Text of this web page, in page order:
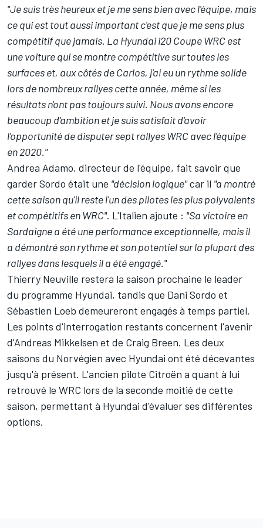
"Je suis très heureux et je me sens bien avec l'équipe, mais
ce qui est tout aussi important c'est que je me sens plus
compétitif que jamais. La Hyundai i20 Coupe WRC est
une voiture qui se montre compétitive sur toutes les
surfaces et, aux côtés de Carlos, j'ai eu un rythme solide
lors de nombreux rallyes cette année, même si les
résultats n'ont pas toujours suivi. Nous avons encore
beaucoup d'ambition et je suis satisfait d'avoir
l'opportunité de disputer sept rallyes WRC avec l'équipe
en 2020."
Andrea Adamo, directeur de l'équipe, fait savoir que
garder Sordo était une "décision logique"car il "a montré
cette saison qu'il reste l'un des pilotes les plus polyvalents
et compétitifs en WRC". L'Italien ajoute : "Sa victoire en
Sardaigne a été une performance exceptionnelle, mais il
a démontré son rythme et son potentiel sur la plupart des
rallyes dans lesquels il a été engagé."
Thierry Neuville restera la saison prochaine le leader
du programme Hyundai, tandis que Dani Sordo et
Sébastien Loeb demeureront engagés à temps partiel.
Les points d'interrogation restants concernent l'avenir
d'Andreas Mikkelsen et de Craig Breen. Les deux
saisons du Norvégien avec Hyundai ont été décevantes
jusqu'à présent. L'ancien pilote Citroën a quant à lui
retrouvé le WRC lors de la seconde moitié de cette
saison, permettant à Hyundai d'évaluer ses différentes
options.